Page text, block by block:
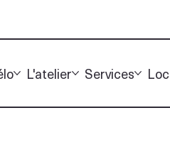
L'atelier Services